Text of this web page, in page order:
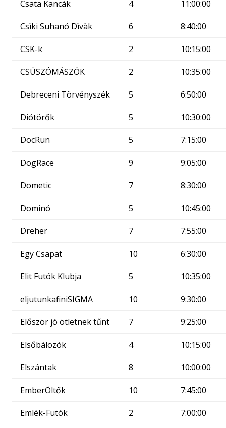
Csata Kancák 4 11:00:00
Csìki Suhanó Dìvàk 6 8:40:00
CSK-k 2 10:15:00
CSÚSZÓMÁSZÓK 2 10:35:00
Debreceni Törvényszék 5 6:50:00
Diótörők 5 10:30:00
DocRun 5 7:15:00
DogRace 9 9:05:00
Dometic 7 8:30:00
Dominó 5 10:45:00
Dreher 7 7:55:00
Egy Csapat 10 6:30:00
Elit Futók Klubja 5 10:35:00
eljutunkafiniSIGMA 10 9:30:00
Először jó ötletnek tűnt 7 9:25:00
Elsőbálozók 4 10:15:00
Elszántak 8 10:00:00
EmberÖltők 10 7:45:00
Emlék-Futók 2 7:00:00